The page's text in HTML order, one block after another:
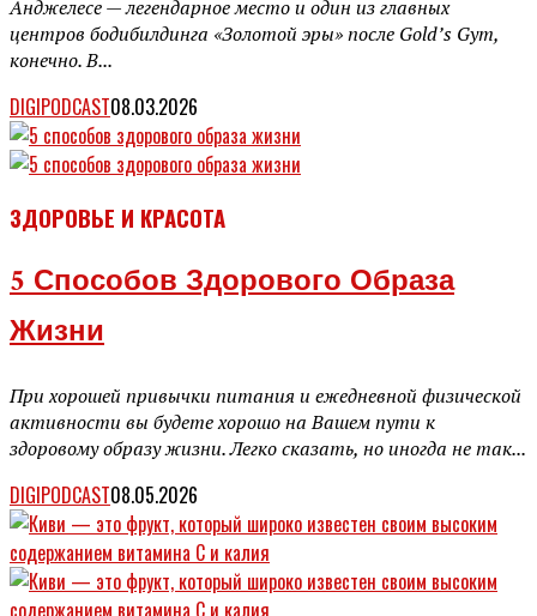
Анджелесе — легендарное место и один из главных
центров бодибилдинга «Золотой эры» после Gold’s Gym,
конечно. В...
DIGIPODCAST08.03.2026
ЗДОРОВЬЕ И КРАСОТА
5 Способов Здорового Образа
Жизни
При хорошей привычки питания и ежедневной физической
активности вы будете хорошо на Вашем пути к
здоровому образу жизни. Легко сказать, но иногда не так...
DIGIPODCAST08.05.2026